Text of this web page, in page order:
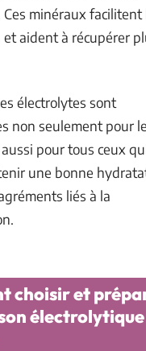
Ces minéraux facilitent
aident à récupérer
électrolytes sont
non seulement pour
pour tous ceux
une bonne
liés à la
choisir et
électrolytique